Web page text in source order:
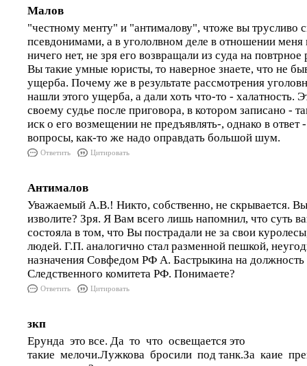
Малов
"честному менту" и "антималову", чтоже вы трусливо
псевдонимами, а в угололвном деле в отношении меня
ничего нет, не зря его возвращали из суда на повтрное
Вы такие умные юристы, то наверное знаете, что не
ущерба. Почему же в результате рассмотрения
нашли этого ущерба, а дали хоть что-то - халатность.
своему судье после приговора, в котором записано -
иск о его возмещении не предъявлять-, однако в ответ
вопросы, как-то же надо оправдать большой шум.
Ответить Цитировать
Антималов
Уважаемый А.В.! Никто, собственно, не скрывается.
изволите? Зря. Я Вам всего лишь напомнил, что суть
состояла в том, что Вы пострадали не за свои
людей. Г.П. аналогично стал разменной пешкой,
назначения Совфедом РФ А. Бастрыкина на должность
Следственного комитета РФ. Понимаете?
Ответить Цитировать
зкп
Ерунда это все. Да то что освещается это
такие мелочи.Лужкова бросили под танк.За каие